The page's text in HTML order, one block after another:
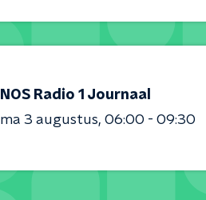
NOS Radio 1 Journaal
ma 3 augustus 06:00 - 09:30